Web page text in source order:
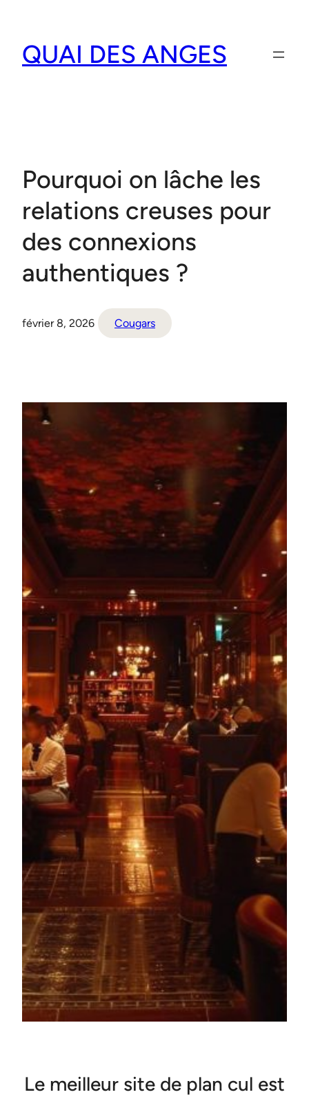
contenu
QUAI DES ANGES
Pourquoi on lâche les
relations creuses pour
des connexions
authentiques ?
février 8, 2026 Cougars
Le meilleur site de plan cul est